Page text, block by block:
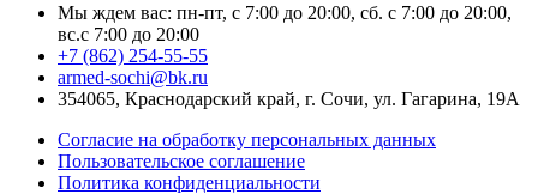
Мы ждем вас: пн-пт, с 7:00 до 20:00, сб. с 7:00 до 20:00,
вс.с 7:00 до 20:00
+7 (862) 254-55-55
armed-sochi@bk.ru
354065, Краснодарский край, г. Сочи, ул. Гагарина, 19А
Согласие на обработку персональных данных
Пользовательское соглашение
Политика конфиденциальности